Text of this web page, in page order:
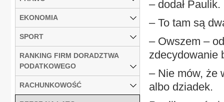
– dodał Paulik.
– To tam są
– Owszem –
zdecydowanie
– Nie mów, że
albo dziadek.
EKONOMIA
SPORT
RANKING FIRM DORADZTWA
PODATKOWEGO
RACHUNKOWOŚĆ